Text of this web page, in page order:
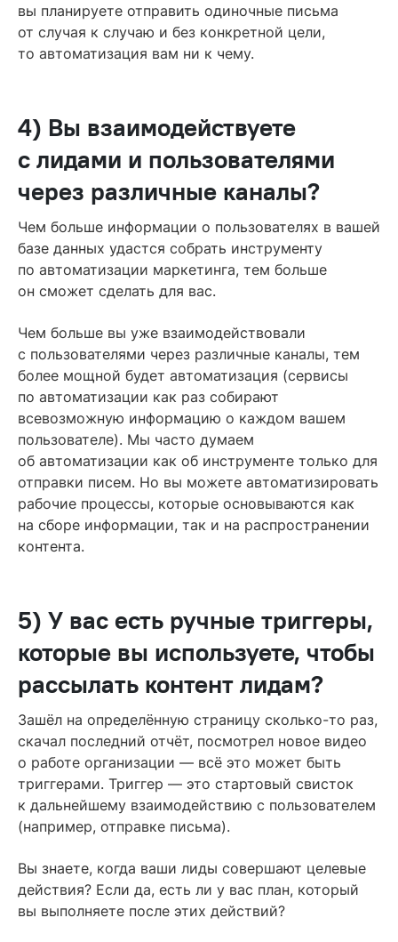
вы планируете отправить одиночные письма
от случая к случаю и без конкретной цели,
то автоматизация вам ни к чему.
4) Вы взаимодействуете
с лидами и пользователями
через различные каналы?
Чем больше информации о пользователях в вашей
базе данных удастся собрать инструменту
по автоматизации маркетинга, тем больше
он сможет сделать для вас.
Чем больше вы уже взаимодействовали
с пользователями через различные каналы, тем
более мощной будет автоматизация (сервисы
по автоматизации как раз собирают
всевозможную информацию о каждом вашем
пользователе). Мы часто думаем
об автоматизации как об инструменте только для
отправки писем. Но вы можете автоматизировать
рабочие процессы, которые основываются как
на сборе информации, так и на распространении
контента.
5) У вас есть ручные триггеры,
которые вы используете, чтобы
рассылать контент лидам?
Зашёл на определённую страницу сколько-то раз,
скачал последний отчёт, посмотрел новое видео
о работе организации — всё это может быть
триггерами. Триггер — это стартовый свисток
к дальнейшему взаимодействию с пользователем
(например, отправке письма).
Вы знаете, когда ваши лиды совершают целевые
действия? Если да, есть ли у вас план, который
вы выполняете после этих действий?